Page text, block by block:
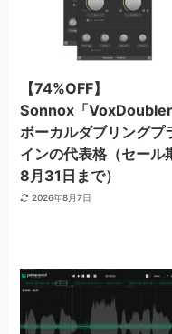
【74%OFF】
Sonnox「VoxDoubler
ボーカルダブリングプ
インの代表格（セール
8月31日まで）
2026年8月7日